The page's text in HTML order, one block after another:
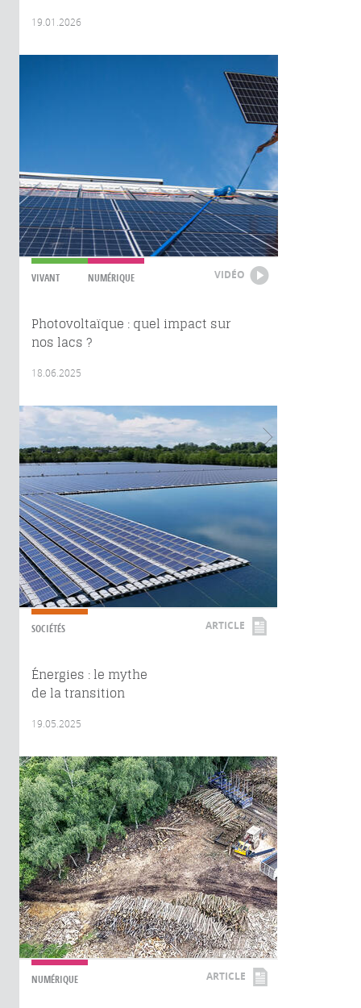
19.01.2026
VIVANT NUMÉRIQUE VIDÉO
Photovoltaïque : quel impact sur
nos lacs ?
18.06.2025
SOCIÉTÉS ARTICLE
Énergies : le mythe
de la transition
19.05.2025
NUMÉRIQUE ARTICLE